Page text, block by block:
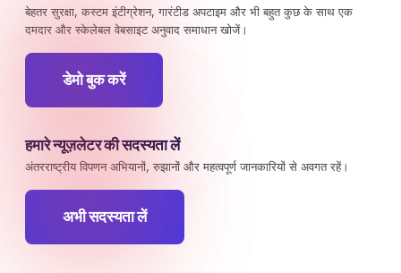
बेहतर सुरक्षा, कस्टम इंटीग्रेशन, गारंटीड अपटाइम और भी बहुत कुछ के साथ एक
दमदार और स्केलेबल वेबसाइट अनुवाद समाधान खोजें।
डेमो बुक करें
हमारे न्यूज़लेटर की सदस्यता लें
अंतरराष्ट्रीय विपणन अभियानों, रुझानों और महत्वपूर्ण जानकारियों से अवगत रहें।
अभी सदस्यता लें